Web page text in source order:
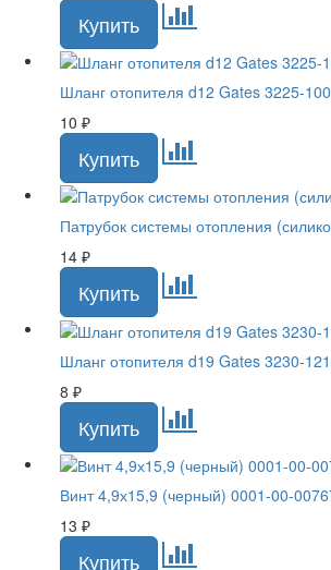
Шланг отопителя d12 Gates 3225-
10 ₽
Патрубок системы отопления
14 ₽
Шланг отопителя d19 Gates 3230-
8 ₽
Винт 4,9х15,9 (черный) 0001-00-
13 ₽